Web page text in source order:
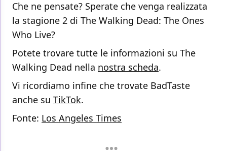
Che ne pensate? Sperate che venga realizzata
la stagione 2 di The Walking Dead: The Ones
Who Live?
Potete trovare tutte le informazioni su The
Walking Dead nella nostra scheda.
Vi ricordiamo infine che trovate BadTaste
anche su TikTok.
Fonte: Los Angeles Times